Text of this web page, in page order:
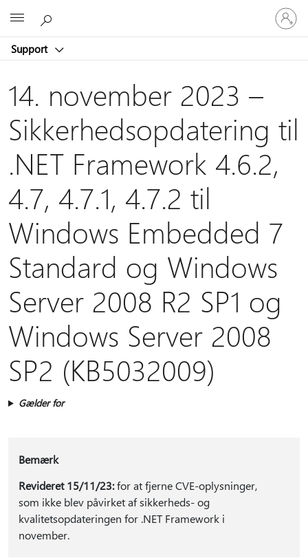
Support
Log
på
din
14. november 2023 –
Sikkerhedsopdatering til
.NET Framework 4.6.2,
4.7, 4.7.1, 4.7.2 til
Windows Embedded 7
Standard og Windows
Server 2008 R2 SP1 og
Windows Server 2008
SP2 (KB5032009)
Gælder for
Bemærk
Revideret 15/11/23:for at fjerne CVE-oplysninger,
som ikke blev påvirket af sikkerheds- og
kvalitetsopdateringen for .NET Framework i
november.